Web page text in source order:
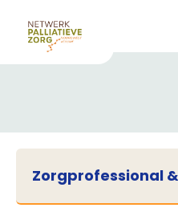
Zorgprofessional